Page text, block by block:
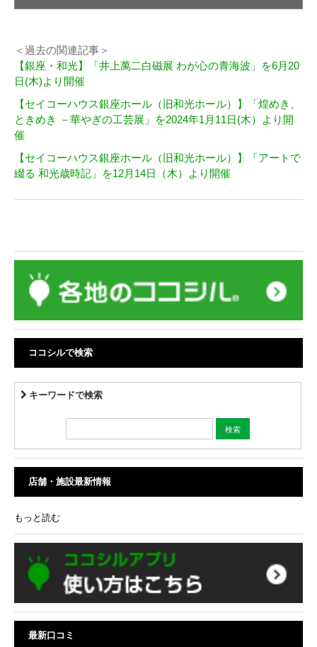
＜過去の関連記事＞
【銀座・和光】「井上萬二白磁展 わが心の青海波」を6月20
日(木)より開催
【セイコーハウス銀座ホール（旧和光ホール）】「煌めき、
ときめき －華やぎの工芸展」を2024年1月11日(木）より開
催
【セイコーハウス銀座ホール（旧和光ホール）】「アートで
綴る 和光歳時記」を12月14日（木）より開催
ココシルで検索
キーワードで検索
店舗・施設最新情報
もっと読む
最新口コミ